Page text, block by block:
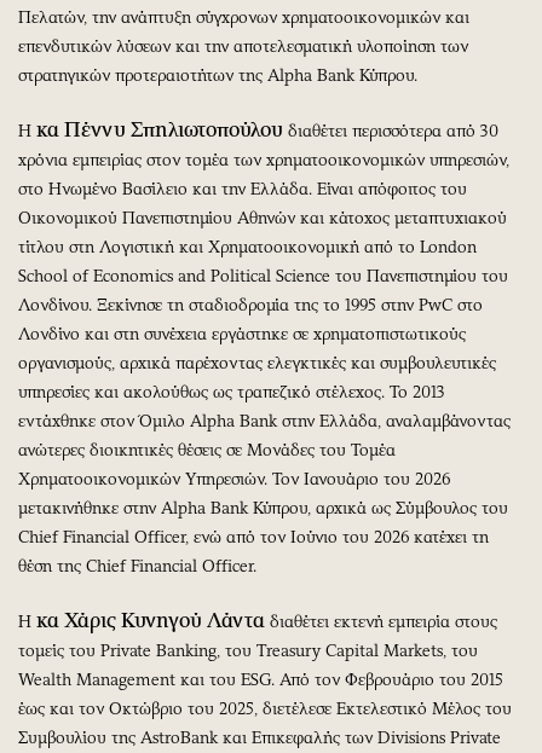
Πελατών, την ανάπτυξη σύγχρονων χρηματοοικονομικών και
επενδυτικών λύσεων και την αποτελεσματική υλοποίηση των
στρατηγικών προτεραιοτήτων της Alpha Bank Κύπρου.
Η κα Πέννυ Σπηλιωτοπούλου διαθέτει περισσότερα από 30
χρόνια εμπειρίας στον τομέα των χρηματοοικονομικών υπηρεσιών,
στο Ηνωμένο Βασίλειο και την Ελλάδα. Είναι απόφοιτος του
Οικονομικού Πανεπιστημίου Αθηνών και κάτοχος μεταπτυχιακού
τίτλου στη Λογιστική και Χρηματοοικονομική από το London
School of Economics and Political Science του Πανεπιστημίου του
Λονδίνου. Ξεκίνησε τη σταδιοδρομία της το 1995 στην PwC στο
Λονδίνο και στη συνέχεια εργάστηκε σε χρηματοπιστωτικούς
οργανισμούς, αρχικά παρέχοντας ελεγκτικές και συμβουλευτικές
υπηρεσίες και ακολούθως ως τραπεζικό στέλεχος. Το 2013
εντάχθηκε στον Όμιλο Alpha Bank στην Ελλάδα, αναλαμβάνοντας
ανώτερες διοικητικές θέσεις σε Μονάδες του Τομέα
Χρηματοοικονομικών Υπηρεσιών. Τον Ιανουάριο του 2026
μετακινήθηκε στην Alpha Bank Κύπρου, αρχικά ως Σύμβουλος του
Chief Financial Officer, ενώ από τον Ιούνιο του 2026 κατέχει τη
θέση της Chief Financial Officer.
Η κα Χάρις Κυνηγού Λάντα διαθέτει εκτενή εμπειρία στους
τομείς του Private Banking, του Treasury Capital Markets, του
Wealth Management και του ESG. Από τον Φεβρουάριο του 2015
έως και τον Οκτώβριο του 2025, διετέλεσε Εκτελεστικό Μέλος του
Συμβουλίου της AstroBank και Επικεφαλής των Divisions Private